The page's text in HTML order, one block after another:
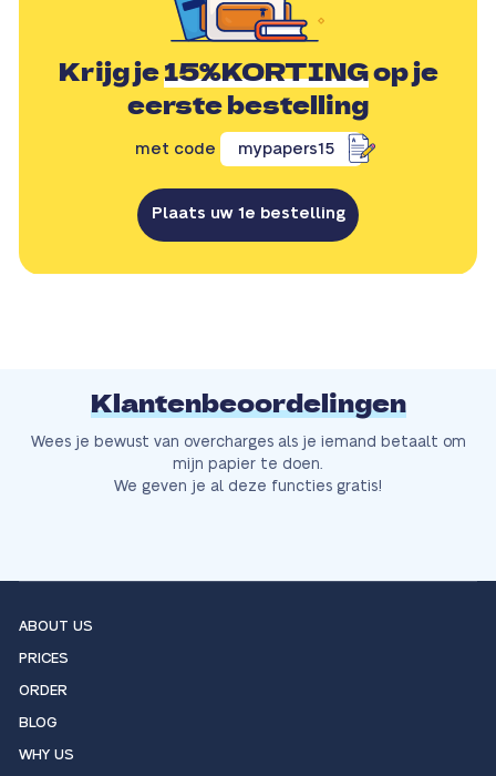
Krijg je15%KORTINGop je
eerste bestelling
met code mypapers15
Plaats uw 1e bestelling
Klantenbeoordelingen
Wees je bewust van overcharges als je iemand betaalt om
mijn papier te doen.
We geven je al deze functies gratis!
ABOUT US
PRICES
ORDER
BLOG
WHY US